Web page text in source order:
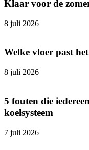
Klaar voor de
8 juli 2026
Welke vloer past
8 juli 2026
5 fouten die
koelsysteem
7 juli 2026